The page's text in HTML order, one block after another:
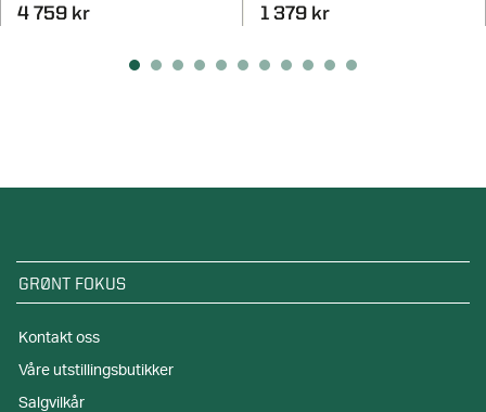
4 759 kr 1 379 kr
GRØNT FOKUS
Kontakt oss
Våre utstillingsbutikker
Salgvilkår